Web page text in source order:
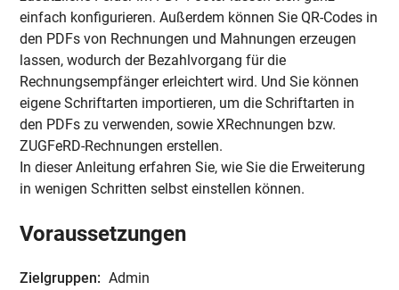
einfach konfigurieren. Außerdem können Sie QR-Codes in
den PDFs von Rechnungen und Mahnungen erzeugen
lassen, wodurch der Bezahlvorgang für die
Rechnungsempfänger erleichtert wird. Und Sie können
eigene Schriftarten importieren, um die Schriftarten in
den PDFs zu verwenden, sowie XRechnungen bzw.
ZUGFeRD-Rechnungen erstellen.
In dieser Anleitung erfahren Sie, wie Sie die Erweiterung
in wenigen Schritten selbst einstellen können.
Voraussetzungen
Zielgruppen: Admin